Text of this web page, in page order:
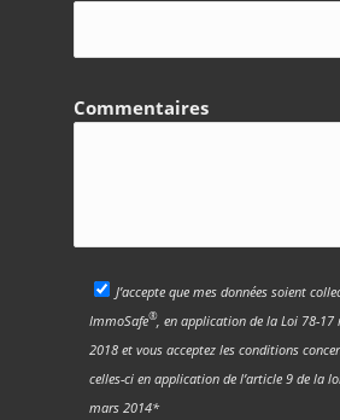
Commentaires
J’accepte que mes données soient
ImmoSafe®, en application de la Loi 78-
2018 et vous acceptez les conditions
celles-ci en application de l’article 9 de la
mars 2014*